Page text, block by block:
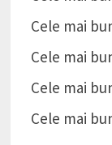
Cele mai
Cele mai
Cele mai
Cele mai